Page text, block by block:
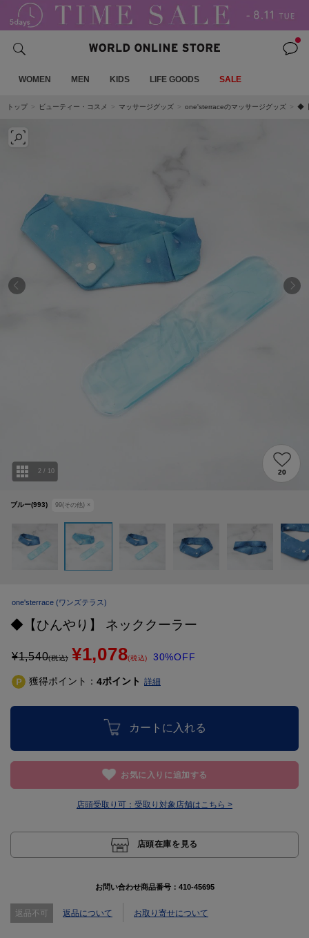
WOMEN MEN KIDS LIFE GOODS SALE
トップ ビューティー・コスメ マッサージグッズ one'sterraceのマッサージグッズ ◆
ブルー(993) 99(その他) ×
2 / 10 20
one'sterrace (ワンズテラス)
◆【ひんやり】 ネッククーラー
¥1,540(税込) ¥1,078(税込) 30%OFF
獲得ポイント： 4ポイント 詳細
カートに入れる
お気に入りに追加する
店頭受取り可： 受取り対象店舗はこちら >
店頭在庫を見る
お問い合わせ商品番号： 410-45695
返品不可 返品について お取り寄せについて